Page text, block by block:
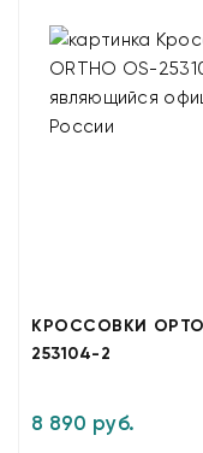
КРОССОВКИ
253104-2
8 890 руб.